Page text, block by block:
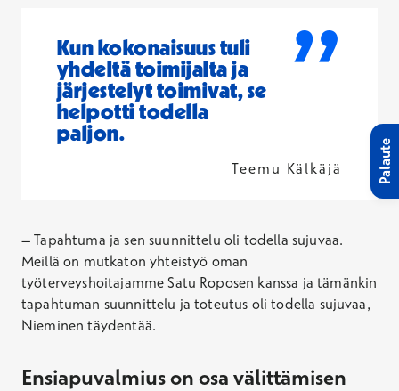
Kun kokonaisuus tuli
yhdeltä toimijalta ja
järjestelyt toimivat, se
helpotti todella
paljon.
”
Teemu Kälkäjä
– Tapahtuma ja sen suunnittelu oli todella sujuvaa.
Meillä on mutkaton yhteistyö oman
työterveyshoitajamme Satu Roposen kanssa ja tämänkin
tapahtuman suunnittelu ja toteutus oli todella sujuvaa,
Nieminen täydentää.
Ensiapuvalmius on osa välittämisen
Palaute